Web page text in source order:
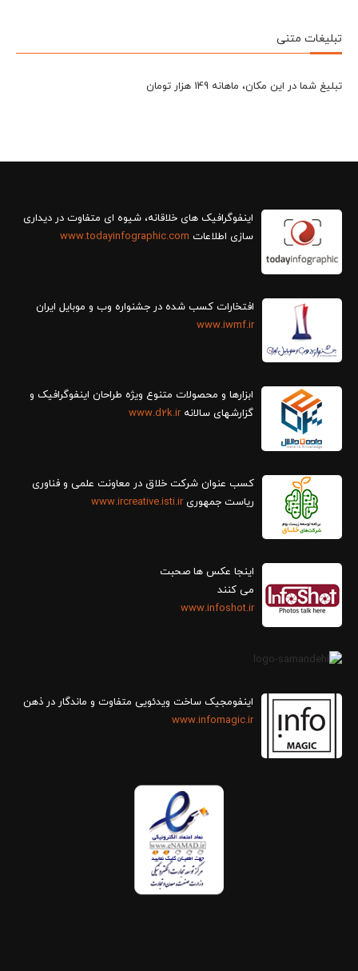
تبلیغات متنی
تبلیغ شما در این مکان، ماهانه 149 هزار تومان
سازی اطلاعات www.todayinfographic.com
افتخارات کسب شده در جشنواره وب و موبایل ایران
www.iwmf.ir
ابزارها و محصولات متنوع ویژه طراحان اینفوگرافیک و
گزارش‎های سالانه
www.d2k.ir
کسب عنوان شرکت خلاق در معاونت علمی و فناوری
ریاست جمهوریwww.ircreative.isti.ir
اینجا عکس ها صحبت
می کنند
www.infoshot.ir
اینفومجیک ساخت ویدئویی متفاوت و ماندگار در ذهن
www.infomagic.ir